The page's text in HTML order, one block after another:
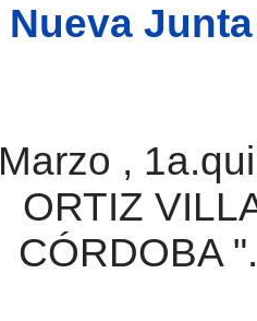
Nueva
Marzo ,
ORTIZ
CÓRDOBA